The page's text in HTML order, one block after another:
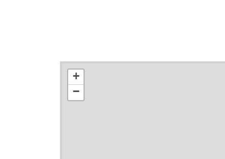
+
−